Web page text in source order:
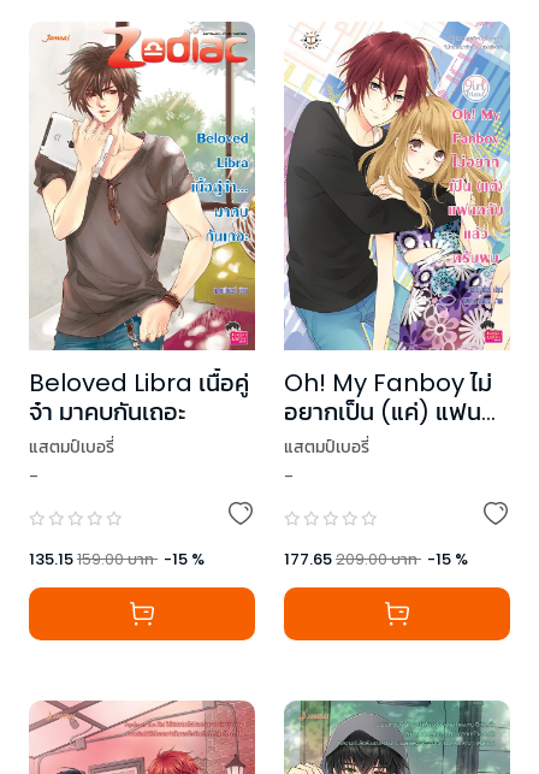
Beloved Libra เนื้อคู่
จ๋า มาคบกันเถอะ
แสตมป์เบอรี่
-
135.15159.00บาท -15 %
Oh! My Fanboy ไม่
อยากเป็น (แค่) แฟน
คลับแล้วครับผม
แสตมป์เบอรี่
-
177.65209.00บาท -15 %